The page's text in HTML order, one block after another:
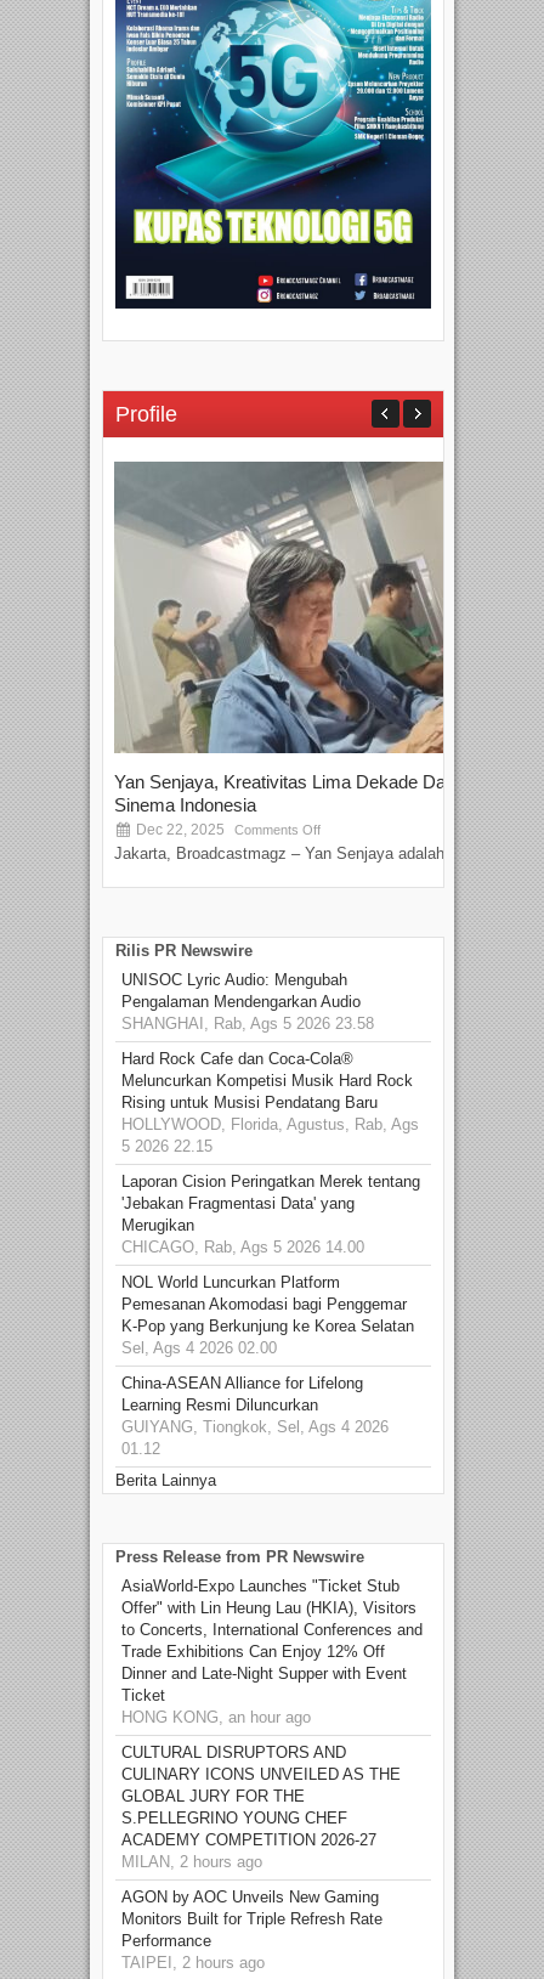
Profile
Yan Senjaya, Kreativitas Lima Dekade Dalam
Sinema Indonesia
Dec 22, 2025 Comments Off
Jakarta, Broadcastmagz – Yan Senjaya adalah...
Rilis PR Newswire
UNISOC Lyric Audio: Mengubah
Pengalaman Mendengarkan Audio
SHANGHAI, Rab, Ags 5 2026 23.58
Hard Rock Cafe dan Coca-Cola®
Meluncurkan Kompetisi Musik Hard Rock
Rising untuk Musisi Pendatang Baru
HOLLYWOOD, Florida, Agustus, Rab, Ags
5 2026 22.15
Laporan Cision Peringatkan Merek tentang
'Jebakan Fragmentasi Data' yang
Merugikan
CHICAGO, Rab, Ags 5 2026 14.00
NOL World Luncurkan Platform
Pemesanan Akomodasi bagi Penggemar
K-Pop yang Berkunjung ke Korea Selatan
Sel, Ags 4 2026 02.00
China-ASEAN Alliance for Lifelong
Learning Resmi Diluncurkan
GUIYANG, Tiongkok, Sel, Ags 4 2026
01.12
Berita Lainnya
Press Release from PR Newswire
AsiaWorld-Expo Launches "Ticket Stub
Offer" with Lin Heung Lau (HKIA), Visitors
to Concerts, International Conferences and
Trade Exhibitions Can Enjoy 12% Off
Dinner and Late-Night Supper with Event
Ticket
HONG KONG, an hour ago
CULTURAL DISRUPTORS AND
CULINARY ICONS UNVEILED AS THE
GLOBAL JURY FOR THE
S.PELLEGRINO YOUNG CHEF
ACADEMY COMPETITION 2026-27
MILAN, 2 hours ago
AGON by AOC Unveils New Gaming
Monitors Built for Triple Refresh Rate
Performance
TAIPEI, 2 hours ago